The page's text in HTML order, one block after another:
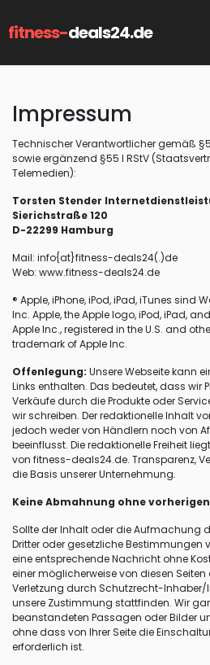
fitness-deals24.de
Impressum
Technischer Verantwortlicher gemäß
sowie ergänzend §55 I RStV
Telemedien):
Torsten Stender
Sierichstraße 120
D-22299 Hamburg
Mail: info{at}fitness-deals24(.)de
Web: www.fitness-deals24.de
® Apple, iPhone, iPod, iPad, iTunes sind
Inc. Apple, the Apple logo, iPod, iPad,
Apple Inc., registered in the U.S. and
trademark of Apple Inc.
Offenlegung: Unsere Webseite kann
Links enthalten. Das bedeutet, dass wir
Verkäufe durch die Produkte oder
wir schreiben. Der redaktionelle Inhalt
jedoch weder von Händlern noch von
beeinflusst. Die redaktionelle Freiheit
von fitness-deals24.de. Transparenz,
die Basis unserer Unternehmung.
Keine Abmahnung ohne
Sollte der Inhalt oder die Aufmachung
Dritter oder gesetzliche Bestimmungen
eine entsprechende Nachricht ohne
einer möglicherweise von diesen
Verletzung durch Schutzrecht-
unsere Zustimmung stattfinden. Wir
beanstandeten Passagen oder Bilder
ohne dass von Ihrer Seite die
erforderlich ist.